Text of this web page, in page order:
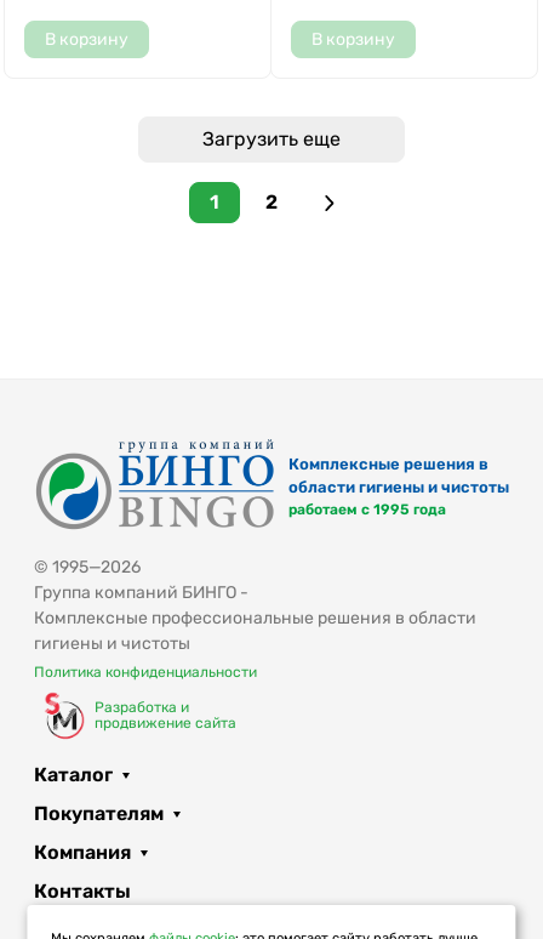
В корзину В корзину
Загрузить еще
1 2
Комплексные решения в
области гигиены и чистоты
работаем с 1995 года
© 1995—2026
Группа компаний БИНГО -
Комплексные профессиональные решения в области
гигиены и чистоты
Политика конфиденциальности
Разработка и
продвижение сайта
Каталог
Покупателям
Компания
Контакты
+7 918 206 93 93